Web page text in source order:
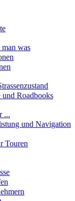
was
Roadbooks
...
und Navigation
Touren